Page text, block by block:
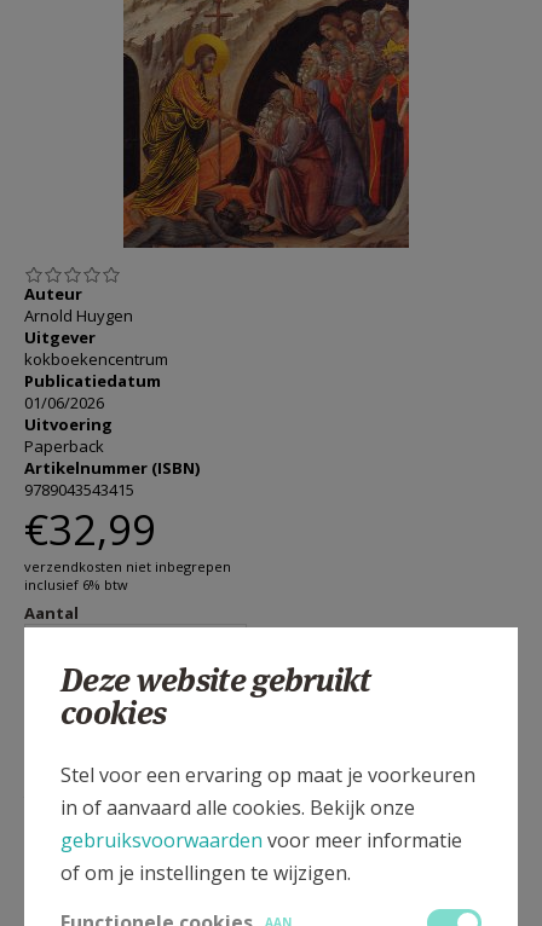
AANMELDEN OF REGISTREREN
Auteur
Arnold Huygen
Uitgever
kokboekencentrum
Publicatiedatum
01/06/2026
Uitvoering
Paperback
Artikelnummer (ISBN)
9789043543415
€32,99
verzendkosten niet inbegrepen
inclusief 6% btw
Aantal
In Inferno deelt Theoloog der Nederlanden Arnold
Huijgen zijn prikkelende onderzoek naar de
verschillende visies op de hel. Hoewel we er liever
Deze website gebruikt
cookies
Stel voor een ervaring op maat je voorkeuren
in of aanvaard alle cookies. Bekijk onze
gebruiksvoorwaarden voor meer informatie
of om je instellingen te wijzigen.
AAN